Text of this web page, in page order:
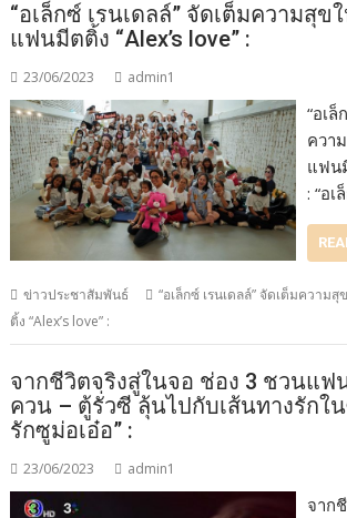
“อเล็กซ์ เรนเดลล์” จัดเต็มความสุ
แฟนมีตติ้ง “Alex’s love” :
23/06/2023 admin1
“อเล็
ควา
แฟน
: “อเ
ข่าวประชาสัมพันธ์
“อเล็กซ์ เรนเดลล์” จัดเต็มควา
ติ้ง “Alex’s love” :
จากชีวิตจริงสู่ในจอ ช่อง 3 ชวนแฟ
ควน – ตู้รั่วซี ลุ้นไปกับเส้นทางรักใ
รักซูม่อเอ๋อ” :
23/06/2023 admin1
จาก